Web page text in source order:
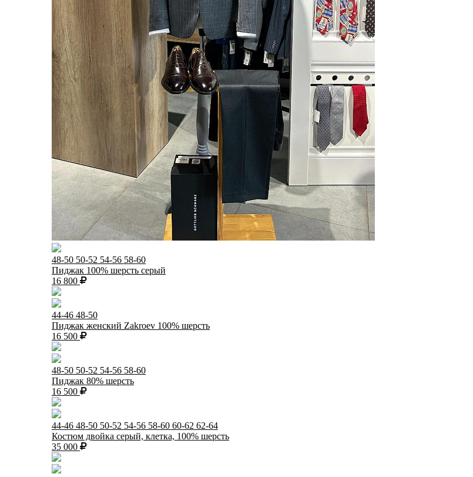
48-50 50-52 54-56 58-60
Пиджак 100% шерсть серый
16 800
44-46 48-50
Пиджак женский Zakroev 100% шерсть
16 500
48-50 50-52 54-56 58-60
Пиджак 80% шерсть
16 500
44-46 48-50 50-52 54-56 58-60 60-62 62-64
Костюм двойка серый, клетка, 100% шерсть
35 000